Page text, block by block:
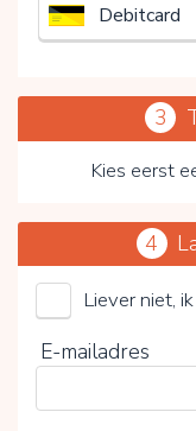
Debitcard
3
Kies eerst
Stichting Adamas
Kies je vrijwillige
4
Liever niet,
E-mailadres